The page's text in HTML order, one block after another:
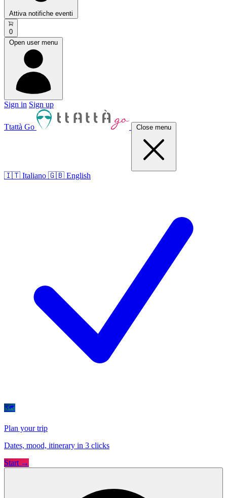
Attiva notifiche eventi
0
Open user menu
Sign in Sign up
Ttattà Go Close menu
🇮🇹 Italiano 🇬🇧 English
🗺
Plan your trip
Dates, mood, itinerary in 3 clicks
Start →